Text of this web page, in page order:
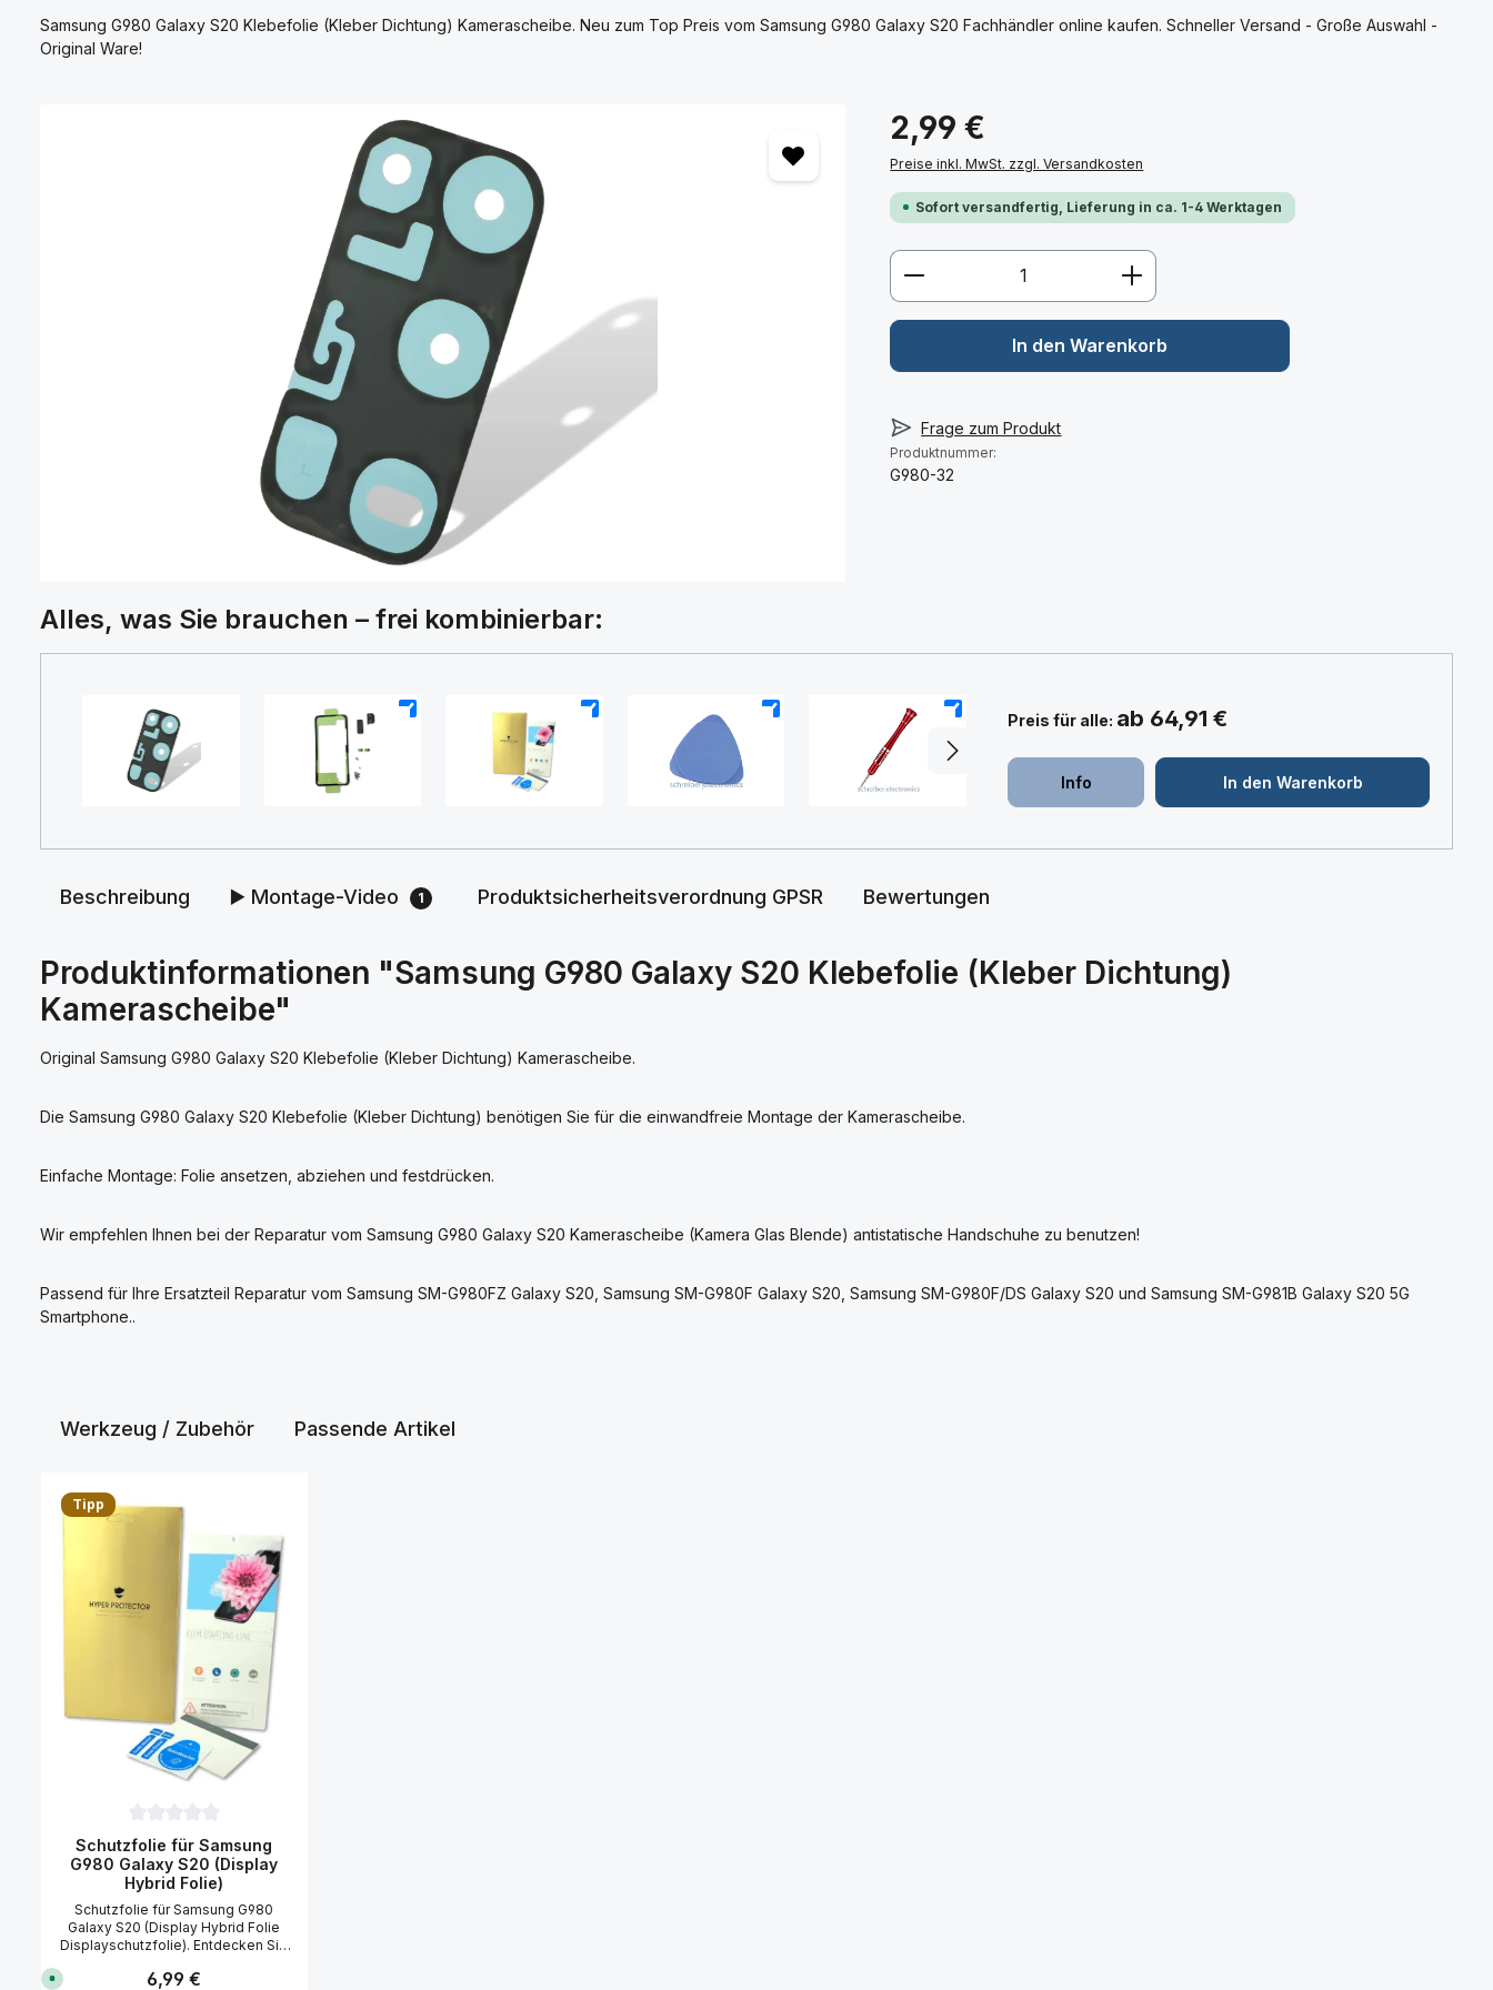
Samsung G980 Galaxy S20 Klebefolie (Kleber Dichtung) Kamerascheibe. Neu zum Top Preis vom Samsung G980 Galaxy S20 Fachhändler online kaufen. Schneller Versand - Große Auswahl -
Original Ware!
2,99 €
Preise inkl. MwSt. zzgl. Versandkosten
Sofort versandfertig, Lieferung in ca. 1-4 Werktagen
Produkt Anzahl: Gib den gewünschten Wert
In den Warenkorb
Frage zum Produkt
Produktnummer:
G980-32
Alles, was Sie brauchen – frei kombinierbar:
Preis für alle: ab 64,91 €
Info In den Warenkorb
Beschreibung ▶️ Montage-Video 1 Produktsicherheitsverordnung GPSR Bewertungen
Produktinformationen "Samsung G980 Galaxy S20 Klebefolie (Kleber Dichtung)
Kamerascheibe"
Original Samsung G980 Galaxy S20 Klebefolie (Kleber Dichtung) Kamerascheibe.
Die Samsung G980 Galaxy S20 Klebefolie (Kleber Dichtung) benötigen Sie für die einwandfreie Montage der Kamerascheibe.
Einfache Montage: Folie ansetzen, abziehen und festdrücken.
Wir empfehlen Ihnen bei der Reparatur vom Samsung G980 Galaxy S20 Kamerascheibe (Kamera Glas Blende) antistatische Handschuhe zu benutzen!
Passend für Ihre Ersatzteil Reparatur vom Samsung SM-G980FZ Galaxy S20, Samsung SM-G980F Galaxy S20, Samsung SM-G980F/DS Galaxy S20 und Samsung SM-G981B Galaxy S20 5G
Smartphone..
Werkzeug / Zubehör Passende Artikel
Tipp
Durchschnittliche Bewertung von 0 von 5 Sternen
Schutzfolie für Samsung
G980 Galaxy S20 (Display
Hybrid Folie)
Schutzfolie für Samsung G980
Galaxy S20 (Display Hybrid Folie
Displayschutzfolie). Entdecken Sie
Samsung G980 Galaxy S20 Display
Regulärer Preis:
S
6,99 €